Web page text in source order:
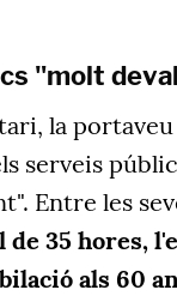
"molt
la
serveis
Entre les
35 hores,
als 60